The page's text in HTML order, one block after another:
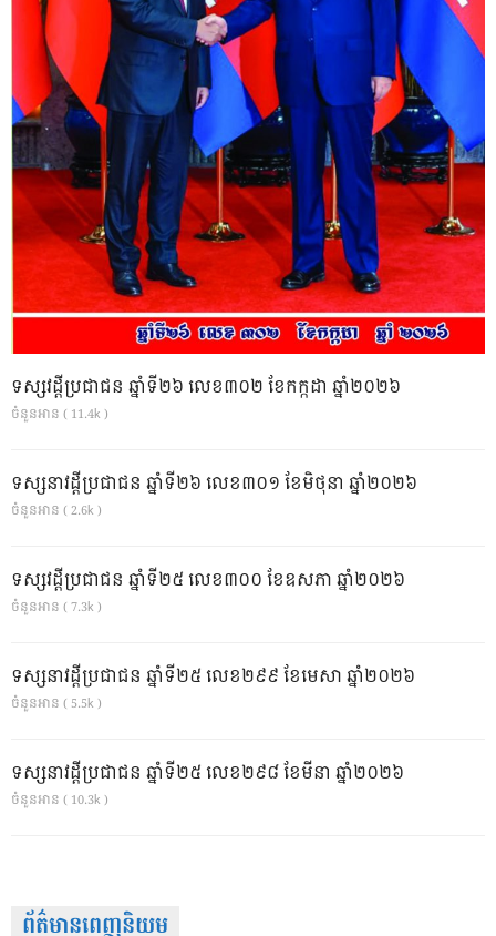
ទស្សវដ្តីប្រជាជន ឆ្នាំទី២៦ លេខ៣០២ ខែកក្កដា ឆ្នាំ២០២៦
ចំនួនអាន ( 11.4k )
ទស្សនាវដ្ដីប្រជាជន ឆ្នាំទី២៦ លេខ៣០១ ខែមិថុនា ឆ្នាំ២០២៦
ចំនួនអាន ( 2.6k )
ទស្សវដ្តីប្រជាជន ឆ្នាំទី២៥ លេខ៣០០ ខែឧសភា ឆ្នាំ២០២៦
ចំនួនអាន ( 7.3k )
ទស្សនាវដ្ដីប្រជាជន ឆ្នាំទី២៥ លេខ២៩៩ ខែមេសា ឆ្នាំ២០២៦
ចំនួនអាន ( 5.5k )
ទស្សនាវដ្ដីប្រជាជន ឆ្នាំទី២៥ លេខ២៩៨ ខែមីនា ឆ្នាំ២០២៦
ចំនួនអាន ( 10.3k )
ព័ត៌មានពេញនិយម